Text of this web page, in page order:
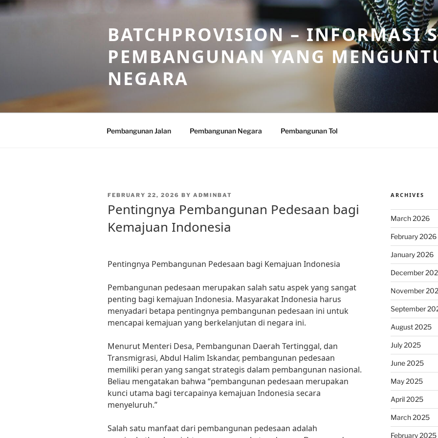
Skip
to
BATCHPROVISION – INFORMASI
PEMBANGUNAN YANG
NEGARA
Pembangunan Jalan Pembangunan Negara Pembangunan Tol
POSTED
FEBRUARY 22, 2026 BY ADMINBAT
Pentingnya Pembangunan Pedesaan bagi
Kemajuan Indonesia
Pentingnya Pembangunan Pedesaan bagi Kemajuan Indonesia
Pembangunan pedesaan merupakan salah satu aspek yang sangat
penting bagi kemajuan Indonesia. Masyarakat Indonesia harus
menyadari betapa pentingnya pembangunan pedesaan ini untuk
mencapai kemajuan yang berkelanjutan di negara ini.
Menurut Menteri Desa, Pembangunan Daerah Tertinggal, dan
Transmigrasi, Abdul Halim Iskandar, pembangunan pedesaan
memiliki peran yang sangat strategis dalam pembangunan nasional.
Beliau mengatakan bahwa “pembangunan pedesaan merupakan
kunci utama bagi tercapainya kemajuan Indonesia secara
menyeluruh.”
Salah satu manfaat dari pembangunan pedesaan adalah
ARCHIVES
March 2026
February 2026
January 2026
December
November
September
August 2025
July 2025
June 2025
May 2025
April 2025
March 2025
February 2025